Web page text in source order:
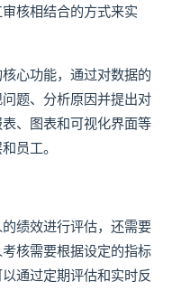
核相结合的方式来实
心功能，通过对数据的
题、分析原因并提出对
、图表和可视化界面等
员工。
绩效进行评估，还需要
核需要根据设定的指标
通过定期评估和实时反